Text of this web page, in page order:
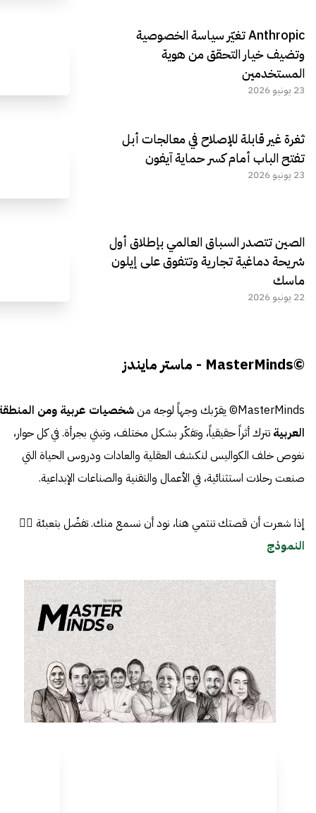
Anthropic تغيّر سياسة الخصوصية
وتضيف خيار التحقق من هوية
المستخدمين
23 يونيو 2026
ثغرة غير قابلة للإصلاح في معالجات أبل
تفتح الباب أمام كسر حماية آيفون
23 يونيو 2026
الصين تتصدر السباق العالمي بإطلاق أول
شريحة دماغية تجارية وتتفوق على إيلون
ماسك
22 يونيو 2026
©MasterMinds - ماستر مايندز
MasterMinds© يقرّبك وجهاً لوجه من
شخصيات عربية ومن
العربية تترك أثراً حقيقياً، وتفكّر بشكل مختلف، وتبني بجرأة. في كل حوار،
نغوص خلف الكواليس لنكشف العقلية والعادات ودروس الحياة التي
صنعت رحلات استثنائية، في الأعمال والتقنية والصناعات الإبداعية.
إذا شعرت أن قصتك تنتمي هنا، نود أن نسمع منك. تفضّل بتعبئة 👈🏼
النموذج